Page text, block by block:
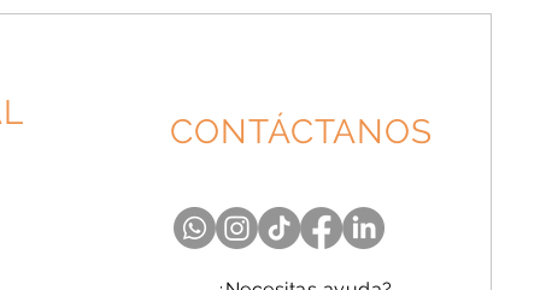
CONTÁCTANOS